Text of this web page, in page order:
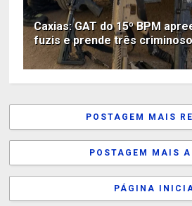
Caxias: GAT do 15º BPM
fuzis e prende três
POSTAGEM MAIS
POSTAGEM MAIS
PÁGINA